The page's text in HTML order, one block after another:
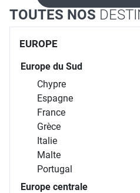
TOUTES NOS
EUROPE
Europe du Sud
Chypre
Espagne
France
Grèce
Italie
Malte
Portugal
Europe centrale